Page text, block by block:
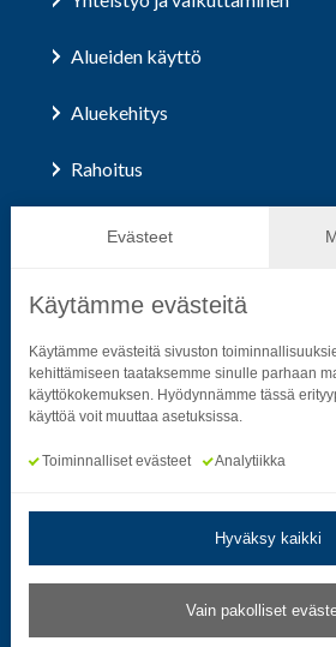
Evästeet
Käytämme evästeitä
Käytämme evästeitä sivuston
kehittämiseen taataksemme sinulle parhaan
käyttökokemuksen. Hyödynnämme tässä
käyttöä voit muuttaa asetuksissa.
Toiminnalliset evästeet Analytiikka
Hyväksy kaikki
Vain pakolliset
Alueiden käyttö
Aluekehitys
Rahoitus
Hallinto ja päätöksenteko
Seuraa sosiaalisessa
Neliön mallinen ikoni, joka
Neliön mallinen ikoni,
Neliön mallinen
Neliön
Tietosuoja- ja rekisteriselosteet|
Saavutettavuusseloste